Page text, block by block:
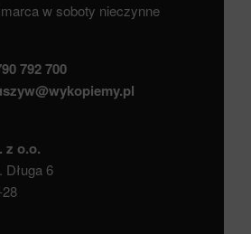
w soboty nieczynne
792 700
z o.o.
Długa 6